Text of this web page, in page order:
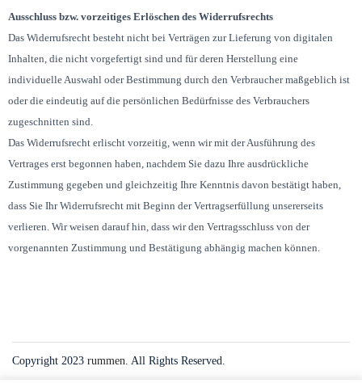
Ausschluss bzw. vorzeitiges Erlöschen des Widerrufsrechts
Das Widerrufsrecht besteht nicht bei Verträgen zur Lieferung von digitalen
Inhalten, die nicht vorgefertigt sind und für deren Herstellung eine
individuelle Auswahl oder Bestimmung durch den Verbraucher maßgeblich ist
oder die eindeutig auf die persönlichen Bedürfnisse des Verbrauchers
zugeschnitten sind.
Das Widerrufsrecht erlischt vorzeitig, wenn wir mit der Ausführung des
Vertrages erst begonnen haben, nachdem Sie dazu Ihre ausdrückliche
Zustimmung gegeben und gleichzeitig Ihre Kenntnis davon bestätigt haben,
dass Sie Ihr Widerrufsrecht mit Beginn der Vertragserfüllung unsererseits
verlieren. Wir weisen darauf hin, dass wir den Vertragsschluss von der
vorgenannten Zustimmung und Bestätigung abhängig machen können.
Copyright 2023 rummen. All Rights Reserved.